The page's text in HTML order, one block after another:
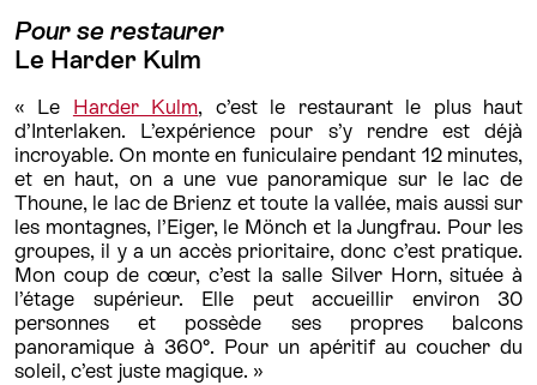
Pour se restaurer
Le Harder Kulm
« Le Harder Kulm, c’est le restaurant le plus haut
d’Interlaken. L’expérience pour s’y rendre est déjà
incroyable. On monte en funiculaire pendant 12 minutes,
et en haut, on a une vue panoramique sur le lac de
Thoune, le lac de Brienz et toute la vallée, mais aussi sur
les montagnes, l’Eiger, le Mönch et la Jungfrau. Pour les
groupes, il y a un accès prioritaire, donc c’est pratique.
Mon coup de cœur, c’est la salle Silver Horn, située à
l’étage supérieur. Elle peut accueillir environ 30
personnes et possède ses propres balcons
panoramique à 360°. Pour un apéritif au coucher du
soleil, c’est juste magique. »